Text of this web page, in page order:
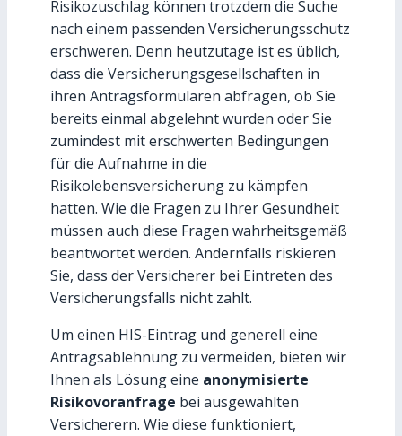
Risikozuschlag können trotzdem die Suche
nach einem passenden Versicherungsschutz
erschweren. Denn heutzutage ist es üblich,
dass die Versicherungsgesellschaften in
ihren Antragsformularen abfragen, ob Sie
bereits einmal abgelehnt wurden oder Sie
zumindest mit erschwerten Bedingungen
für die Aufnahme in die
Risikolebensversicherung zu kämpfen
hatten. Wie die Fragen zu Ihrer Gesundheit
müssen auch diese Fragen wahrheitsgemäß
beantwortet werden. Andernfalls riskieren
Sie, dass der Versicherer bei Eintreten des
Versicherungsfalls nicht zahlt.
Um einen HIS-Eintrag und generell eine
Antragsablehnung zu vermeiden, bieten wir
Ihnen als Lösung eine anonymisierte
Risikovoranfrage bei ausgewählten
Versicherern. Wie diese funktioniert,